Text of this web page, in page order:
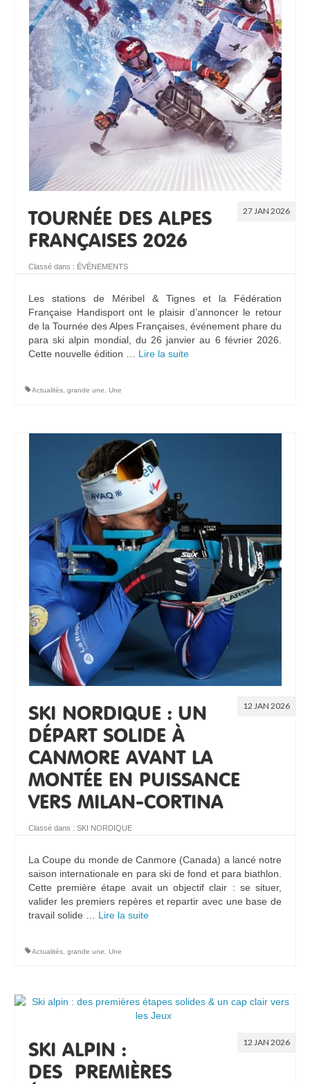
27 JAN 2026
TOURNÉE DES ALPES
FRANÇAISES 2026
Classé dans : ÉVÈNEMENTS
Les stations de Méribel & Tignes et la Fédération
Française Handisport ont le plaisir d’annoncer le retour
de la Tournée des Alpes Françaises, événement phare du
para ski alpin mondial, du 26 janvier au 6 février 2026.
Cette nouvelle édition … Lire la suite­­
Actualités grande une Une
12 JAN 2026
SKI NORDIQUE : UN
DÉPART SOLIDE À
CANMORE AVANT LA
MONTÉE EN PUISSANCE
VERS MILAN-CORTINA
Classé dans : SKI NORDIQUE
La Coupe du monde de Canmore (Canada) a lancé notre
saison internationale en para ski de fond et para biathlon.
Cette première étape avait un objectif clair : se situer,
valider les premiers repères et repartir avec une base de
travail solide … Lire la suite­­
Actualités grande une Une
12 JAN 2026
SKI ALPIN :
DES PREMIÈRES